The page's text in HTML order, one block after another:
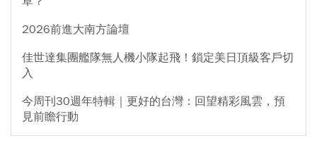
2026前進大南方論壇
佳世達集團艦隊無人機小隊起飛！鎖定美日頂級客戶切
入
今周刊30週年特輯｜更好的台灣：回望精彩風雲，預
見前瞻行動